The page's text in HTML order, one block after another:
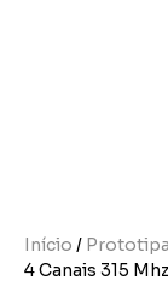
Início /
4 Canais 315